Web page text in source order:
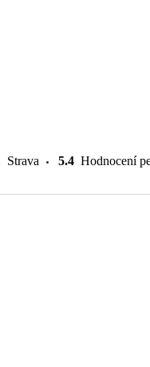
Strava 5.4 Hodnocení